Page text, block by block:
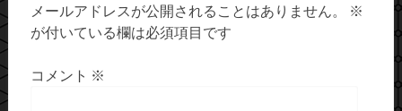
メールアドレスが公開されることはありません。
※
が付いている欄は必須項目です
コメント ※